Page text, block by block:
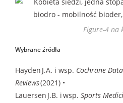
Figure-4 na
Wybrane źródła
Hayden J.A. i wsp. Cochrane
Reviews(2021) •
Lauersen J.B. i wsp. Sports